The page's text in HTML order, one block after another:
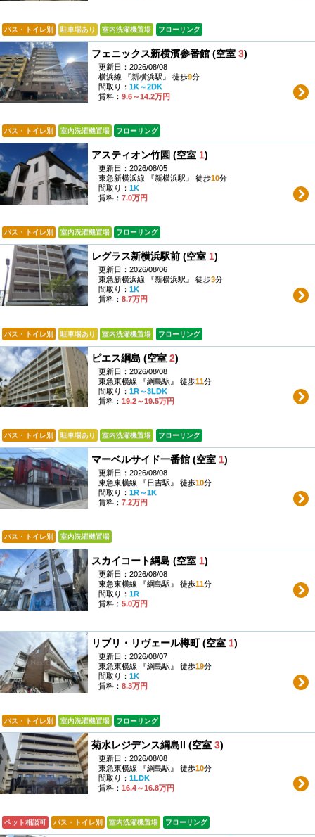
バス・トイレ別 駐車場あり 室内洗濯機置場 フローリング
フェニックス新横濱参番館 (空室 3)
更新日：2026/08/08
横浜線 『新横浜駅』 徒歩9分
間取り： 1K～2DK
賃料： 9.6～14.2万円
バス・トイレ別 室内洗濯機置場 フローリング
アスティオン竹園 (空室 1)
更新日：2026/08/05
東急新横浜線 『新横浜駅』 徒歩10分
間取り： 1K
賃料： 7.0万円
バス・トイレ別 室内洗濯機置場 フローリング
レグラス新横浜駅前 (空室 1)
更新日：2026/08/06
東急新横浜線 『新横浜駅』 徒歩3分
間取り： 1K
賃料： 8.7万円
バス・トイレ別 駐車場あり 室内洗濯機置場 フローリング
ピエス綱島 (空室 2)
更新日：2026/08/08
東急東横線 『綱島駅』 徒歩11分
間取り： 1R～3LDK
賃料： 19.2～19.5万円
バス・トイレ別 駐車場あり 室内洗濯機置場 フローリング
マーベルサイド一番館 (空室 1)
更新日：2026/08/08
東急東横線 『日吉駅』 徒歩10分
間取り： 1R～1K
賃料： 7.2万円
バス・トイレ別 室内洗濯機置場
スカイコート綱島 (空室 1)
更新日：2026/08/08
東急東横線 『綱島駅』 徒歩11分
間取り： 1R
賃料： 5.0万円
リブリ・リヴェール樽町 (空室 1)
更新日：2026/08/07
東急東横線 『綱島駅』 徒歩19分
間取り： 1K
賃料： 8.3万円
バス・トイレ別 室内洗濯機置場 フローリング
菊水レジデンス綱島II (空室 3)
更新日：2026/08/08
東急東横線 『綱島駅』 徒歩10分
間取り： 1LDK
賃料： 16.4～16.8万円
ペット相談可 バス・トイレ別 室内洗濯機置場 フローリング